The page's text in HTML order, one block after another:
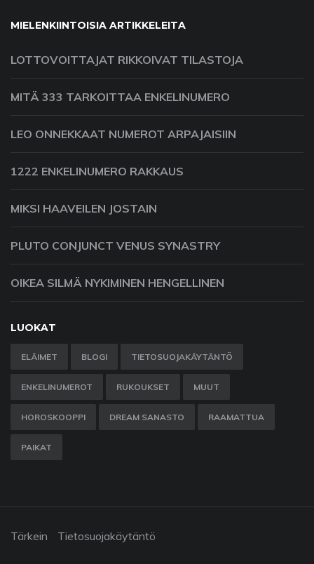
MIELENKIINTOISIA ARTIKKELEITA
LOTTOVOITTAJAT RIKKOIVAT TILASTOJA
MITÄ 333 TARKOITTAA ENKELINUMERO
LEO ONNEKKAAT NUMEROT ARPAJAISIIN
1222 ENKELINUMERO RAKKAUS
MIKSI HAAVEILEN JOSTAIN
PLUTO CONJUNCT VENUS SYNASTRY
OIKEA SILMÄ NYKIMINEN HENGELLINEN
LUOKAT
ELÄIMET BLOGI TIETOSUOJAKÄYTÄNTÖ
ENKELINUMEROT RUKOUKSET MUUT
HOROSKOOPPI DREAM SANASTO RAAMATTUA
PAIKAT
Tärkein Tietosuojakäytäntö